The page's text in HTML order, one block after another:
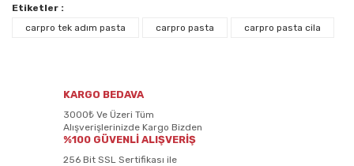
Etiketler :
carpro tek adım pasta
carpro pasta carpro pasta cila
KARGO BEDAVA
3000₺ Ve Üzeri Tüm
Alışverişlerinizde Kargo Bizden
%100 GÜVENLİ ALIŞVERİŞ
256 Bit SSL Sertifikası ile